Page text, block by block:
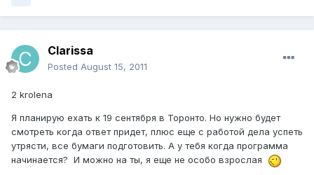
Clarissa
Posted August 15, 2011
2 krolena
Я планирую ехать к 19 сентября в Торонто. Но нужно будет
смотреть когда ответ придет, плюс еще с работой дела успеть
утрясти, все бумаги подготовить. А у тебя когда программа
начинается? И можно на ты, я еще не особо взрослая